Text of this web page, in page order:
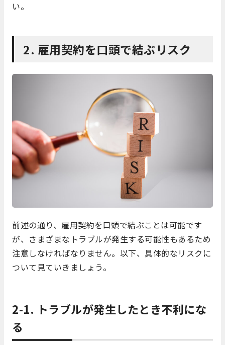
い。
2. 雇用契約を口頭で結ぶリスク
前述の通り、雇用契約を口頭で結ぶことは可能です
が、さまざまなトラブルが発生する可能性もあるため
注意しなければなりません。以下、具体的なリスクに
ついて見ていきましょう。
2-1. トラブルが発生したとき不利にな
る